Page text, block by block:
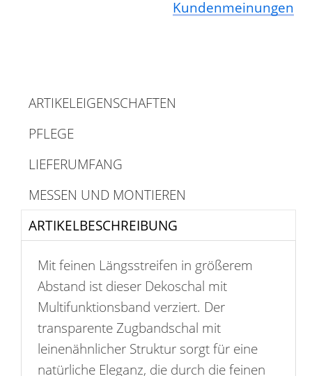
Kundenmeinungen
ARTIKELBESCHREIBUNG
ARTIKELEIGENSCHAFTEN
PFLEGE
LIEFERUMFANG
MESSEN UND MONTIEREN
Mit feinen Längsstreifen in größerem
Abstand ist dieser Dekoschal mit
Multifunktionsband verziert. Der
transparente Zugbandschal mit
leinenähnlicher Struktur sorgt für eine
natürliche Eleganz, die durch die feinen